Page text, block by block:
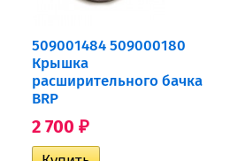
509001484 509000180
Крышка
расширительного бачка
BRP
2 700 ₽